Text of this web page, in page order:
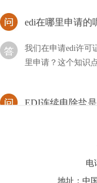
里申请？这个知识
哪个行业才会知晓
连续电除盐（
Svec和S. D.
edi供应商是啥意
电
地址：中